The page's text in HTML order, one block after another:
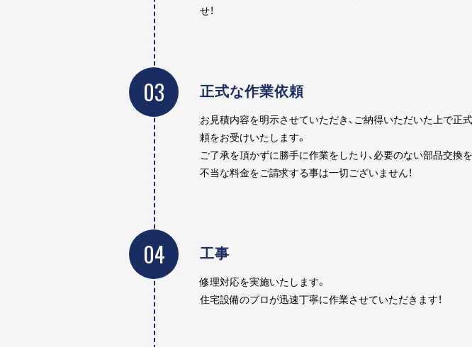
せ！
03 正式な作業依頼
お見積内容を明示させていただき、ご納得いただいた上で正
頼をお受けいたします。
ご了承を頂かずに勝手に作業をしたり、必要のない部品交換
不当な料金をご請求する事は一切ございません！
04 工事
修理対応を実施いたします。
住宅設備のプロが迅速丁寧に作業させていただきます！